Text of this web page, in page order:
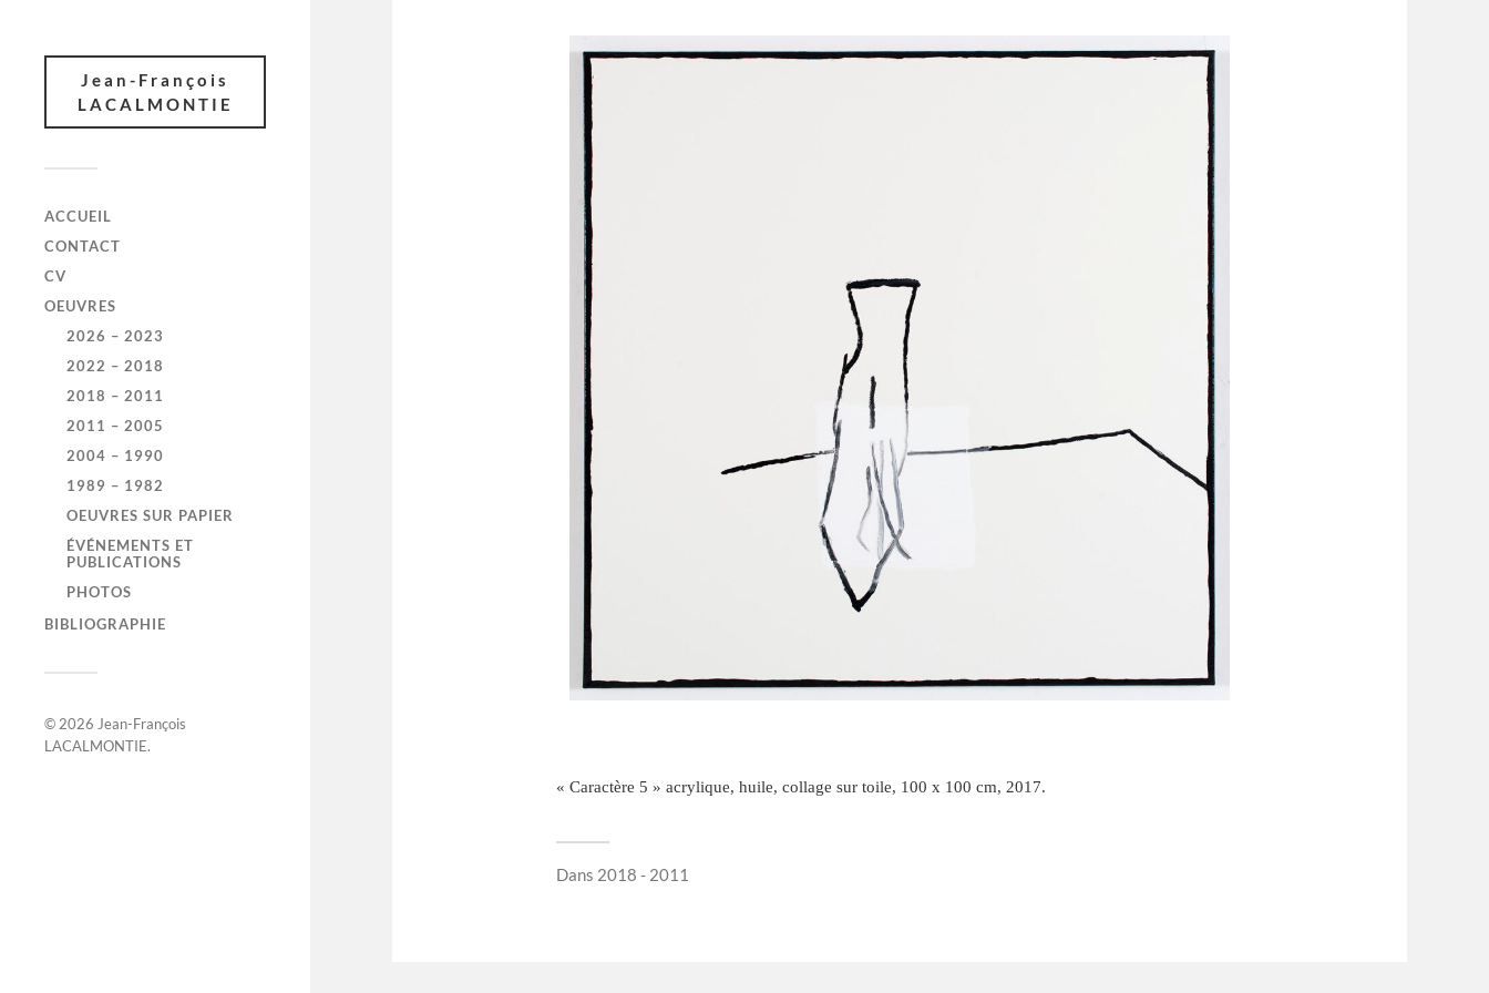
Jean-François
LACALMONTIE
ACCUEIL
CONTACT
CV
OEUVRES
2026 – 2023
2022 – 2018
2018 – 2011
2011 – 2005
2004 – 1990
1989 – 1982
OEUVRES SUR PAPIER
ÉVÉNEMENTS ET
PUBLICATIONS
PHOTOS
BIBLIOGRAPHIE
© 2026 Jean-François
LACALMONTIE.
« Caractère 5 » acrylique, huile, collage sur toile, 100 x 100 cm, 2017.
Dans 2018 - 2011